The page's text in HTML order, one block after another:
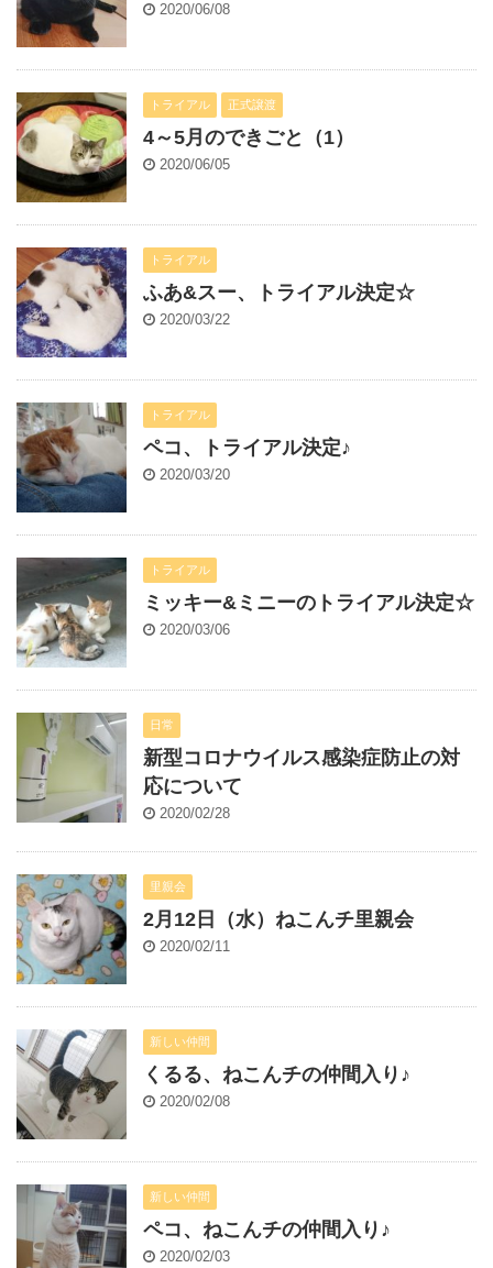
2020/06/08
トライアル 正式譲渡
4～5月のできごと（1）
2020/06/05
トライアル
ふあ&スー、トライアル決定☆
2020/03/22
トライアル
ペコ、トライアル決定♪
2020/03/20
トライアル
ミッキー&ミニーのトライアル決定☆
2020/03/06
日常
新型コロナウイルス感染症防止の対
応について
2020/02/28
里親会
2月12日（水）ねこんチ里親会
2020/02/11
新しい仲間
くるる、ねこんチの仲間入り♪
2020/02/08
新しい仲間
ペコ、ねこんチの仲間入り♪
2020/02/03